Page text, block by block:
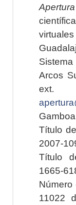
Apertura
Arcos
Título
2007-
Título
1665-
11022